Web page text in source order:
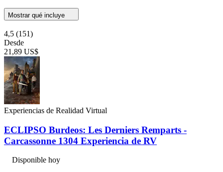
Mostrar qué incluye
4,5 (151)
Desde
21,89 US$
Experiencias de Realidad Virtual
ECLIPSO Burdeos: Les Derniers Remparts -
Carcassonne 1304 Experiencia de RV
Disponible hoy